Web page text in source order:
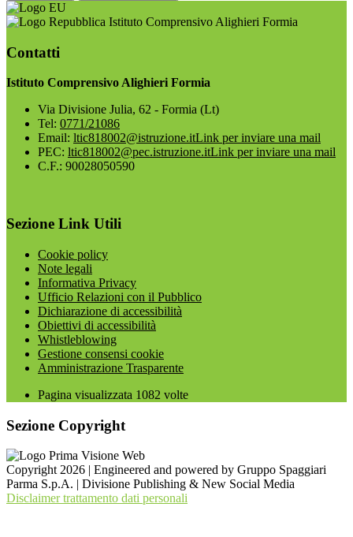
Istituto Comprensivo Alighieri Formia
Contatti
Istituto Comprensivo Alighieri Formia
Via Divisione Julia, 62 - Formia (Lt)
Tel: 0771/21086
Email: ltic818002@istruzione.itLink per inviare una mail
PEC: ltic818002@pec.istruzione.itLink per inviare una mail
C.F.: 90028050590
Sezione Link Utili
Cookie policy
Note legali
Informativa Privacy
Ufficio Relazioni con il Pubblico
Dichiarazione di accessibilità
Obiettivi di accessibilità
Whistleblowing
Gestione consensi cookie
Amministrazione Trasparente
Pagina visualizzata 1082 volte
Sezione Copyright
Copyright 2026 | Engineered and powered by Gruppo Spaggiari
Parma S.p.A. | Divisione Publishing & New Social Media
Disclaimer trattamento dati personali